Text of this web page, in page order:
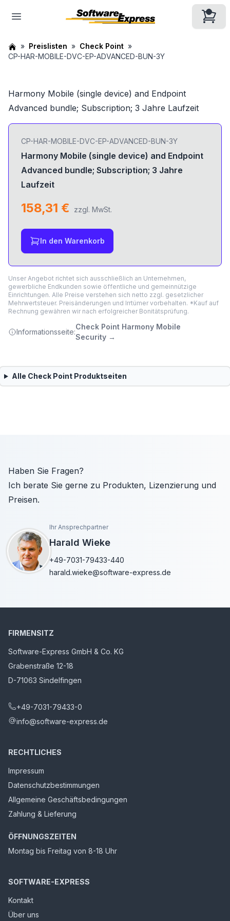
Preislisten
Check Point
CP-HAR-MOBILE-DVC-EP-ADVANCED-BUN-3Y
Harmony Mobile (single device) and Endpoint
Advanced bundle; Subscription; 3 Jahre Laufzeit
CP-HAR-MOBILE-DVC-EP-ADVANCED-BUN-3Y
Harmony Mobile (single device) and Endpoint
Advanced bundle; Subscription; 3 Jahre
Laufzeit
158,31 € zzgl. MwSt.
In den Warenkorb
Unser Angebot richtet sich ausschließlich an Unternehmen,
gewerbliche Endkunden sowie öffentliche und gemeinnützige
Einrichtungen. Alle Preise verstehen sich netto zzgl. gesetzlicher
Mehrwertsteuer. Preisänderungen und Irrtümer vorbehalten. *Kauf auf
Rechnung gewähren wir nach erfolgreicher Bonitätsprüfung.
Informationsseite:
Check Point Harmony Mobile
Security →
Alle Check PointProduktseiten
Haben Sie Fragen?
Ich berate Sie gerne zu Produkten, Lizenzierung und
Preisen.
Ihr Ansprechpartner
Harald Wieke
+49-7031-79433-440
harald.wieke@software-express.de
FIRMENSITZ
Software-Express GmbH & Co. KG
Grabenstraße 12-18
D-71063 Sindelfingen
+49-7031-79433-0
info@software-express.de
RECHTLICHES
Impressum
Datenschutzbestimmungen
Allgemeine Geschäftsbedingungen
Zahlung & Lieferung
ÖFFNUNGSZEITEN
Montag bis Freitag von 8-18 Uhr
SOFTWARE-EXPRESS
Kontakt
Über uns